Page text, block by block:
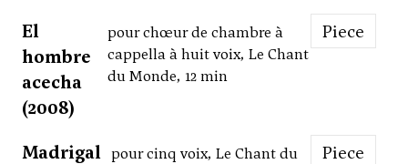
El
hombre
acecha
(2008)
pour chœur de chambre à
cappella à huit voix, Le Chant
du Monde, 12 min
Piece
Madrigal pour cinq voix, Le Chant du
Piece